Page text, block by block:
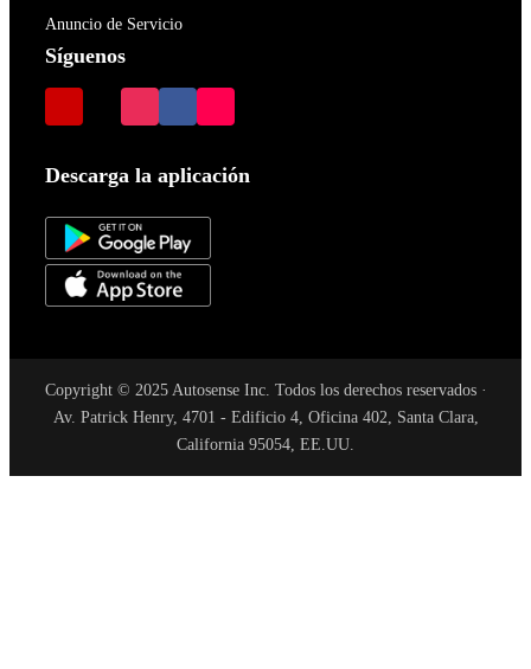
Anuncio de Servicio
Síguenos
Descarga la aplicación
Copyright © 2025 Autosense Inc. Todos los derechos reservados ·
Av. Patrick Henry, 4701 - Edificio 4, Oficina 402, Santa Clara,
California 95054, EE.UU.